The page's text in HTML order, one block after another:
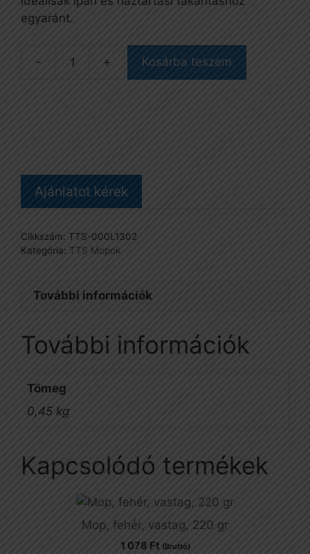
egyaránt.
Mop,
Kosárba teszem
Ajánlatot kérek
Cikkszám: TTS-000L1302
Kategória: TTS Mopok
További információk
További információk
Tömeg
0,45 kg
Kapcsolódó termékek
Mop, fehér, vastag, 220 gr
1 078 Ft (Bruttó)